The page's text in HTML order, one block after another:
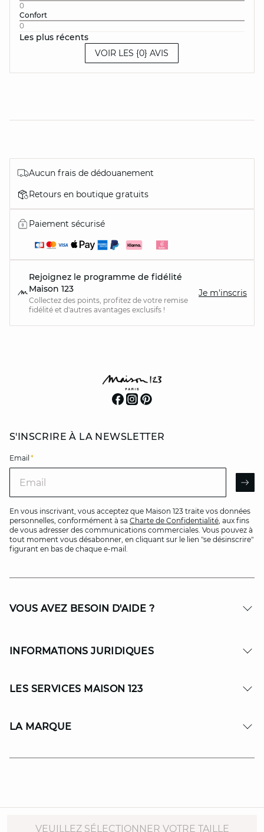
VEUILLEZ SÉLECTIONNER VOTRE TAILLE
0
Confort
0
Les plus récents
VOIR LES {0} AVIS
Aucun frais de dédouanement
Retours en boutique gratuits
Paiement sécurisé
Rejoignez le programme de fidélité
Maison 123
Collectez des points, profitez de votre remise
fidélité et d'autres avantages exclusifs !
Je m'inscris
S'INSCRIRE À LA NEWSLETTER
Email *
En vous inscrivant, vous acceptez que Maison 123 traite vos données
personnelles, conformément à sa Charte de Confidentialité, aux fins
de vous adresser des communications commerciales. Vous pouvez à
tout moment vous désabonner, en cliquant sur le lien "se désinscrire"
figurant en bas de chaque e-mail.
VOUS AVEZ BESOIN D'AIDE ?
INFORMATIONS JURIDIQUES
LES SERVICES MAISON 123
LA MARQUE
© Copyright 2026 MAISON 123. All Rights reserved.